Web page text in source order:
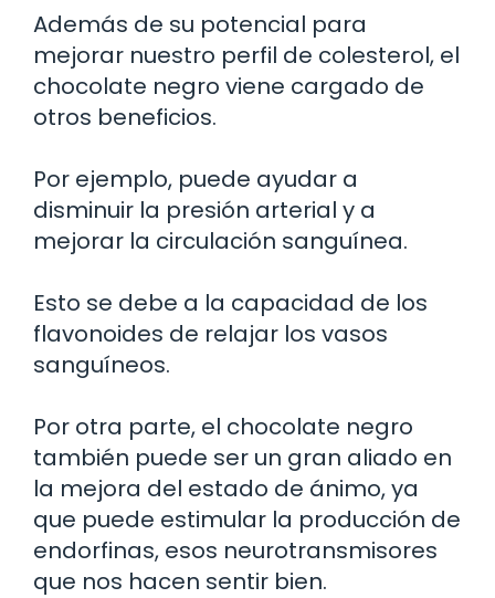
Además de su potencial para
mejorar nuestro perfil de colesterol, el
chocolate negro viene cargado de
otros beneficios.
Por ejemplo, puede ayudar a
disminuir la presión arterial y a
mejorar la circulación sanguínea.
Esto se debe a la capacidad de los
flavonoides de relajar los vasos
sanguíneos.
Por otra parte, el chocolate negro
también puede ser un gran aliado en
la mejora del estado de ánimo, ya
que puede estimular la producción de
endorfinas, esos neurotransmisores
que nos hacen sentir bien.